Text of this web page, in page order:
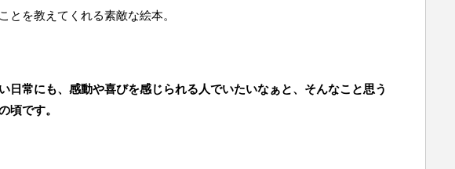
とを教えてくれる素敵な絵本。
日常にも、感動や喜びを感じられる人でいたいなぁと、そんなこと思う
頃です。